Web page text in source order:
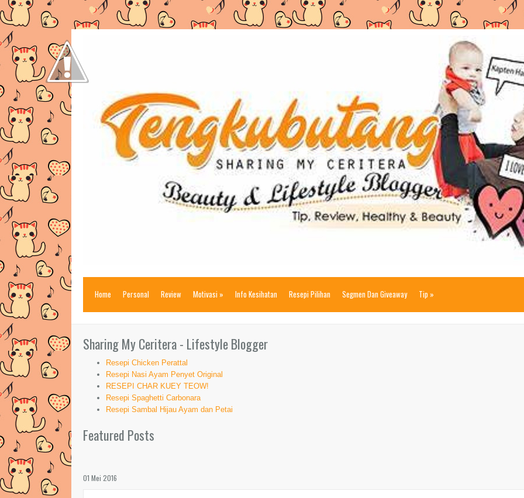
Home Personal Review Motivasi » Info Kesihatan Resepi Pilihan Segmen Dan Giveaway Tip »
Sharing My Ceritera - Lifestyle Blogger
Resepi Chicken Perattal
Resepi Nasi Ayam Penyet Original
RESEPI CHAR KUEY TEOW!
Resepi Spaghetti Carbonara
Resepi Sambal Hijau Ayam dan Petai
Featured Posts
01 Mei 2016